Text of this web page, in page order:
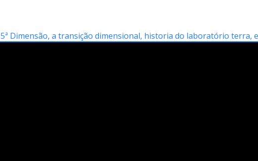
Dimensão, a transição dimensional, historia do laboratório terra,